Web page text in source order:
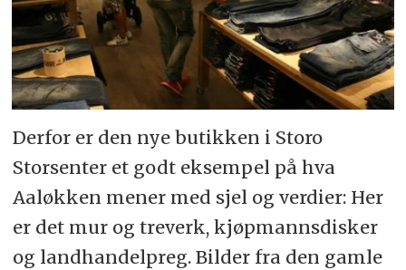
Derfor er den nye butikken i Storo
Storsenter et godt eksempel på hva
Aaløkken mener med sjel og verdier: Her
er det mur og treverk, kjøpmannsdisker
og landhandelpreg. Bilder fra den gamle